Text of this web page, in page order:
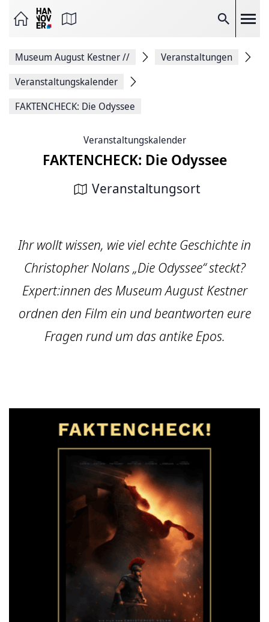
Suche
Facebook
teilen
Seitenlink
Museum August Kestner//
Veranstaltungen
Veranstaltungskalender
FAKTENCHECK: Die Odyssee
Veranstaltungskalender
FAKTENCHECK: Die Odyssee
Veranstaltungsort
Ihr wollt wissen, wie viel echte Geschichte in
Christopher Nolans „Die Odyssee“ steckt?
Expert:innen des Museum August Kestner
ordnen den Film ein und beantworten eure
Fragen rund um das antike Epos.